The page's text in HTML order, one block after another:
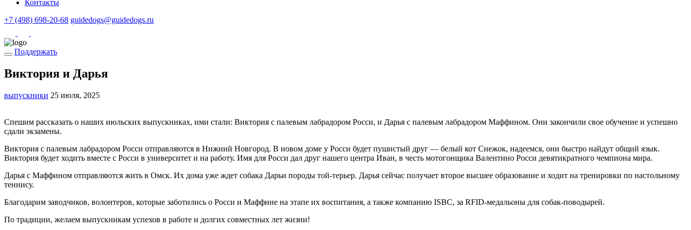
Контакты
+7 (498) 698-20-68 guidedogs@guidedogs.ru
Поддержать
Виктория и Дарья
выпускники 25 июля, 2025
Спешим рассказать о наших июльских выпускниках, ими стали: Виктория с палевым лабрадором Росси, и Дарья с палевым лабрадором Маффином. Они закончили свое обучение и успешно
сдали экзамены.
Виктория с палевым лабрадором Росси отправляются в Нижний Новгород. В новом доме у Росси будет пушистый друг — белый кот Снежок, надеемся, они быстро найдут общий язык.
Виктория будет ходить вместе с Росси в университет и на работу. Имя для Росси дал друг нашего центра Иван, в честь мотогонщика Валентино Росси девятикратного чемпиона мира.
Дарья с Маффином отправляются жить в Омск. Их дома уже ждет собака Дарьи породы той-терьер. Дарья сейчас получает второе высшее образование и ходит на тренировки по настольному
теннису.
Благодарим заводчиков, волонтеров, которые заботились о Росси и Маффине на этапе их воспитания, а также компанию ISBC, за RFID-медальоны для собак-поводырей.
По традиции, желаем выпускникам успехов в работе и долгих совместных лет жизни!